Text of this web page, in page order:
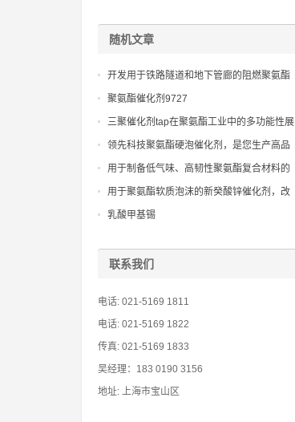
随机文章
开发用于铁路隧道和地下管廊的阻燃聚氨酯
灌浆材料聚醚
聚氨酯催化剂9727
三聚催化剂tap在聚氨酯工业中的多功能性展
现
领先科技聚氨酯硬泡催化剂，是您生产高品
质、高性能硬泡制品的关键
用于制备低气味、高韧性聚氨酯复合材料的
聚氨酯低气味聚醚
用于聚氨酯软质泡沫的新癸酸锌催化剂，改
善泡孔结构，提高回弹性
乳酸甲基锡
联系我们
电话: 021-5169 1811
电话: 021-5169 1822
传真: 021-5169 1833
吴经理：183 0190 3156
地址: 上海市宝山区